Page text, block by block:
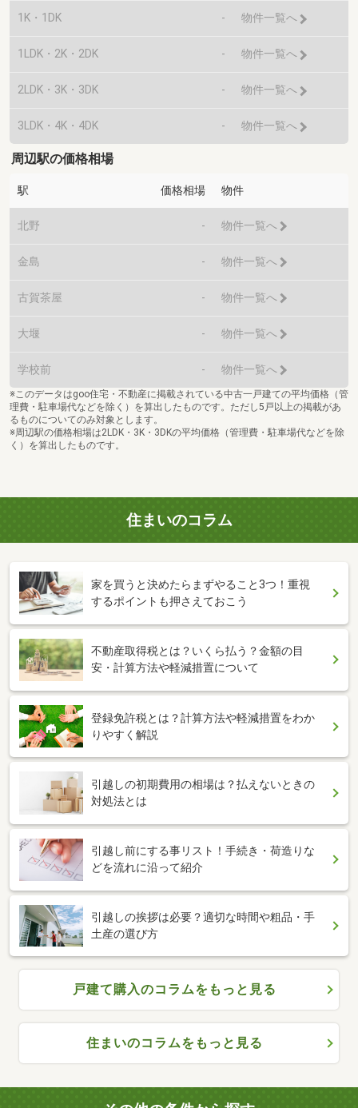
1K・1DK - 物件一覧へ
1LDK・2K・2DK - 物件一覧へ
2LDK・3K・3DK - 物件一覧へ
3LDK・4K・4DK - 物件一覧へ
周辺駅の価格相場
駅 価格相場 物件
北野 - 物件一覧へ
金島 - 物件一覧へ
古賀茶屋 - 物件一覧へ
大堰 - 物件一覧へ
学校前 - 物件一覧へ
※このデータはgoo住宅・不動産に掲載されている中古一戸建ての平均価格（管
理費・駐車場代などを除く）を算出したものです。ただし5戸以上の掲載があ
るものについてのみ対象とします。
※周辺駅の価格相場は2LDK・3K・3DKの平均価格（管理費・駐車場代などを除
く）を算出したものです。
住まいのコラム
家を買うと決めたらまずやること3つ！重視
するポイントも押さえておこう
不動産取得税とは？いくら払う？金額の目
安・計算方法や軽減措置について
登録免許税とは？計算方法や軽減措置をわか
りやすく解説
引越しの初期費用の相場は？払えないときの
対処法とは
引越し前にする事リスト！手続き・荷造りな
どを流れに沿って紹介
引越しの挨拶は必要？適切な時間や粗品・手
土産の選び方
戸建て購入のコラムをもっと見る
住まいのコラムをもっと見る